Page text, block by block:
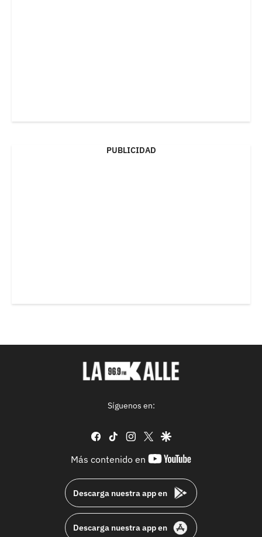
PUBLICIDAD
Síguenos en:
facebook
tiktok instagram
twittergoogle
Más contenido en
youtube-
Descarga nuestra app en
Descarga nuestra app en